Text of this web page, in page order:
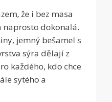
že i bez masa
naprosto dokonalá.
jemný bešamel s
sýra dělají z
každého, kdo chce
sytého a